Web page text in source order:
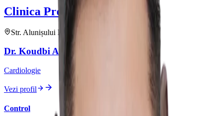
Clinica Prevencia Alunisului
Str. Alunișului Nr. 199
Dr. Koudbi Alassane
Cardiologie
Vezi profil
Control